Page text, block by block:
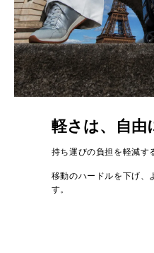
軽さは、自由
持ち運びの負担を軽減す
移動のハードルを下げ、
す。